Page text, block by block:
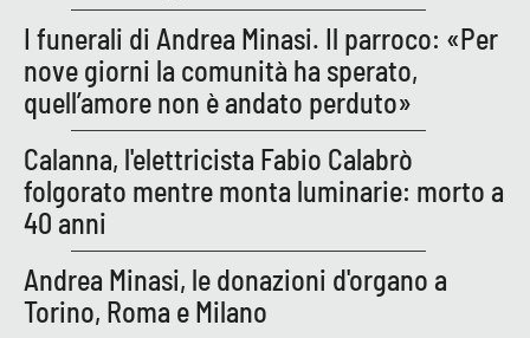
LaC OnAir
EDIZIONI
LOCALI
Catanzaro
Crotone
Vibo Valentia
I funerali di Andrea Minasi. Il parroco: «Per
nove giorni la comunità ha sperato,
quell’amore non è andato perduto»
Calanna, l'elettricista Fabio Calabrò
folgorato mentre monta luminarie: morto a
40 anni
Andrea Minasi, le donazioni d'organo a
Torino, Roma e Milano